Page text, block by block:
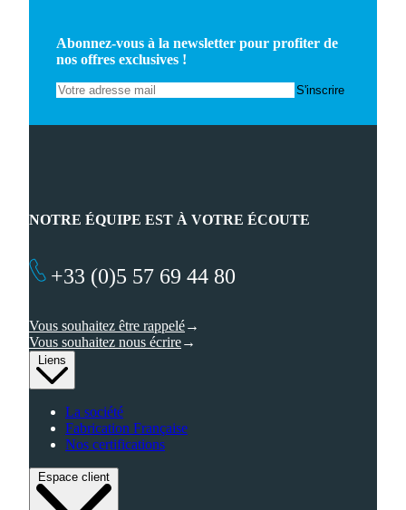
Abonnez-vous à la newsletter pour profiter de
nos offres exclusives !
Liens
La société
Fabrication Française
Nos certifications
Espace client
NOTRE ÉQUIPE EST À VOTRE ÉCOUTE
+33 (0)5 57 69 44 80
Vous souhaitez être rappelé
Vous souhaitez nous écrire